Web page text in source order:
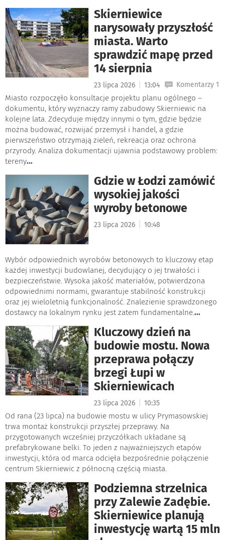
Skierniewice
narysowały przyszłość
miasta. Warto
sprawdzić mapę przed
14 sierpnia
23 lipca 2026 13:04 Komentarzy 1
Miasto rozpoczęło konsultacje projektu planu ogólnego –
dokumentu, który wyznaczy ramy zabudowy Skierniewic na
kolejne lata. Zdecyduje między innymi o tym, gdzie będzie
można budować, rozwijać przemysł i handel, a gdzie
pierwszeństwo otrzymają zieleń, rekreacja oraz ochrona
przyrody. Analiza dokumentacji ujawnia podstawowy problem:
tereny...
Gdzie w Łodzi zamówić
wysokiej jakości
wyroby betonowe
23 lipca 2026 10:48
Wybór odpowiednich wyrobów betonowych to kluczowy etap
każdej inwestycji budowlanej, decydujący o jej trwałości i
bezpieczeństwie. Wysoka jakość materiałów, potwierdzona
odpowiednimi normami, gwarantuje stabilność konstrukcji
oraz jej wieloletnią funkcjonalność. Znalezienie sprawdzonego
dostawcy na lokalnym rynku jest zatem fundamentalne....
Kluczowy dzień na
budowie mostu. Nowa
przeprawa połączy
brzegi Łupi w
Skierniewicach
23 lipca 2026 10:35
Od rana (23 lipca) na budowie mostu w ulicy Prymasowskiej
trwa montaż konstrukcji przyszłej przeprawy. Na
przygotowanych wcześniej przyczółkach układane są
prefabrykowane belki. To jeden z najważniejszych etapów
inwestycji, która od marca odcięła bezpośrednie połączenie
centrum Skierniewic z północną częścią miasta.
Podziemna strzelnica
przy Zalewie Zadębie.
Skierniewice planują
inwestycję wartą 15 mln